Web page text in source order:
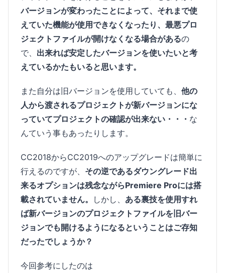
バージョンが変わったことによって、それまで使
えていた機能が使用できなくなったり、最悪プロ
ジェクトファイルが開けなくなる場合があるの
で、 出来れば安定したバージョンを使いたいと考
えているかたもいると思います。
また自分は旧バージョンを使用していても、 他の
人から渡されるプロジェクトが新バージョンにな
っていてプロジェクトの確認が出来ない・・・ な
んていう事もあったりします。
CC2018からCC2019へのアップグレードは簡単に
行えるのですが、 その逆であるダウングレード出
来るオプションは残念ながらPremiere Proには搭
載されていません。
しかし、 ある裏技を使用すれ
ば新バージョンのプロジェクトファイルを旧バー
ジョンでも開けるようになるということはご存知
だったでしょうか？
今回参考にしたのは